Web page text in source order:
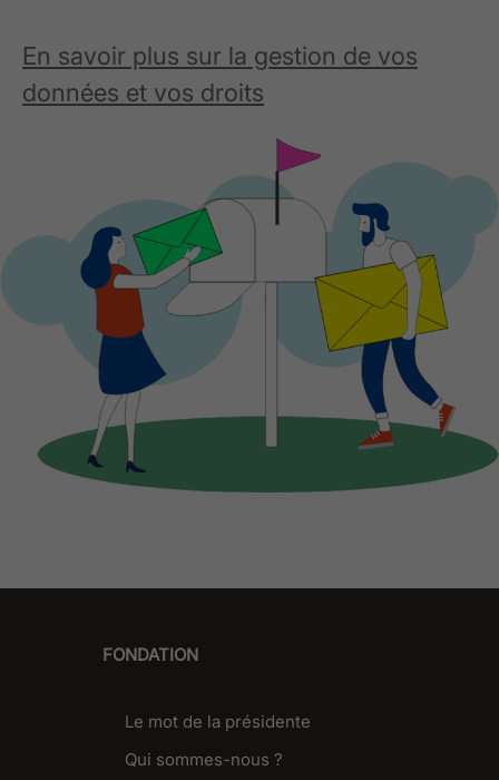
En savoir plus sur la gestion de vos
données et vos droits
FONDATION
Le mot de la présidente
Qui sommes-nous ?